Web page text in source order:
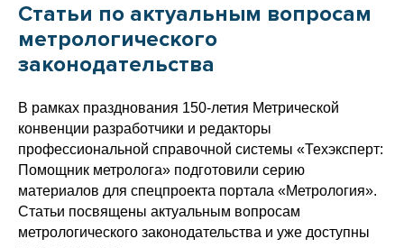
Статьи по актуальным вопросам
метрологического
законодательства
В рамках празднования 150-летия Метрической
конвенции разработчики и редакторы
профессиональной справочной системы «Техэксперт:
Помощник метролога» подготовили серию
материалов для спецпроекта портала «Метрология».
Статьи посвящены актуальным вопросам
метрологического законодательства и уже доступны